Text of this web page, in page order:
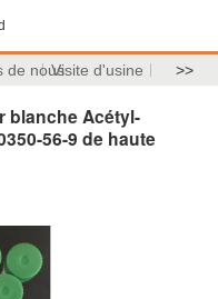
de nousVisite d'usine >>
blanche Acétyl-
56-9 de haute